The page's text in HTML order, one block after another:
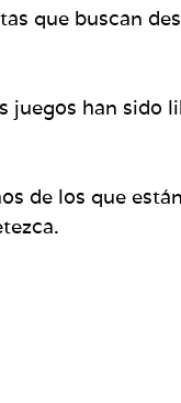
que buscan
han sido
de los que